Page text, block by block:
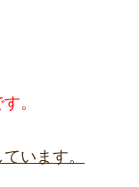
。
います。